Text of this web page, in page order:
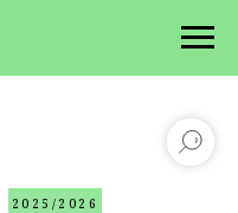
2025/2026